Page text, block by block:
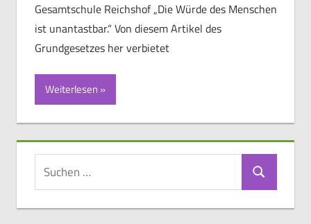
Gesamtschule Reichshof „Die Würde des Menschen
ist unantastbar.“ Von diesem Artikel des
Grundgesetzes her verbietet
Weiterlesen
Suchen